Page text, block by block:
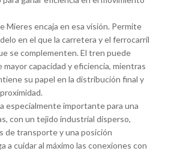
Mieres encaja en esa visión. Permite
en el que la carretera y el ferrocarril
se complementen. El tren puede
mayor capacidad y eficiencia, mientras
su papel en la distribución final y
especialmente importante para una
con un tejido industrial disperso,
de transporte y una posición
a cuidar al máximo las conexiones con